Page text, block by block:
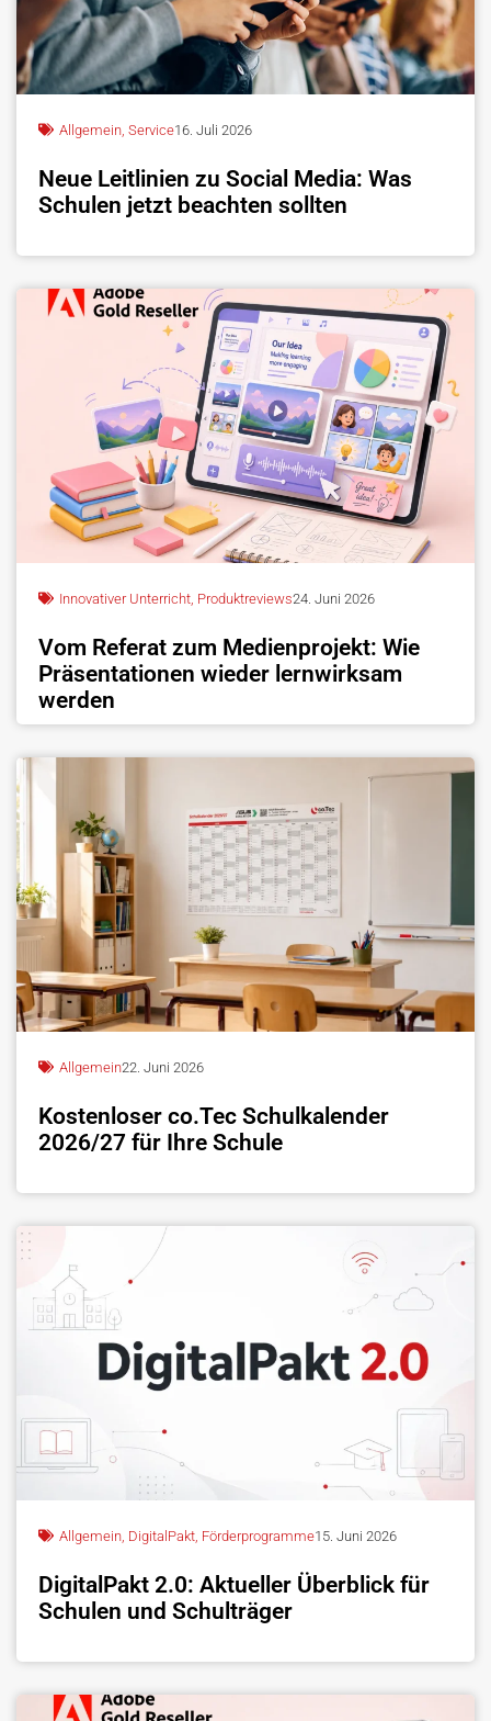
Allgemein Service16. Juli 2026
Neue Leitlinien zu Social Media: Was
Schulen jetzt beachten sollten
Innovativer Unterricht Produktreviews24. Juni 2026
Vom Referat zum Medienprojekt: Wie
Präsentationen wieder lernwirksam
werden
Allgemein22. Juni 2026
Kostenloser co.Tec Schulkalender
2026/27 für Ihre Schule
Allgemein DigitalPakt Förderprogramme15. Juni 2026
DigitalPakt 2.0: Aktueller Überblick für
Schulen und Schulträger